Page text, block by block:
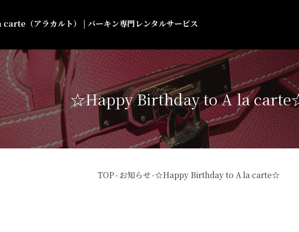
（アラカルト） | バーキン専門レンタルサービス
☆Happy Birthday to A la
TOP-お知らせ-☆Happy Birthday to A la carte☆